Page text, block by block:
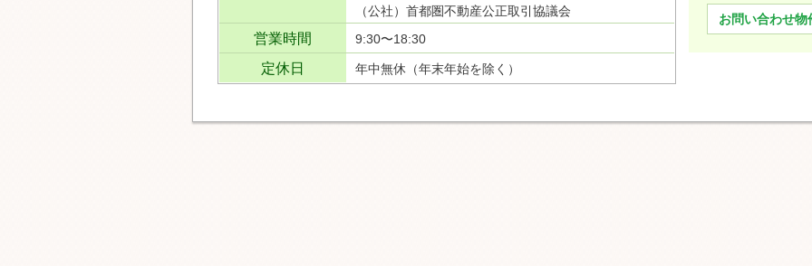
（公社）首都圏不動産公正取引協議会
営業時間 9:30〜18:30
定休日 年中無休（年末年始を除く）
お問い合わせ物